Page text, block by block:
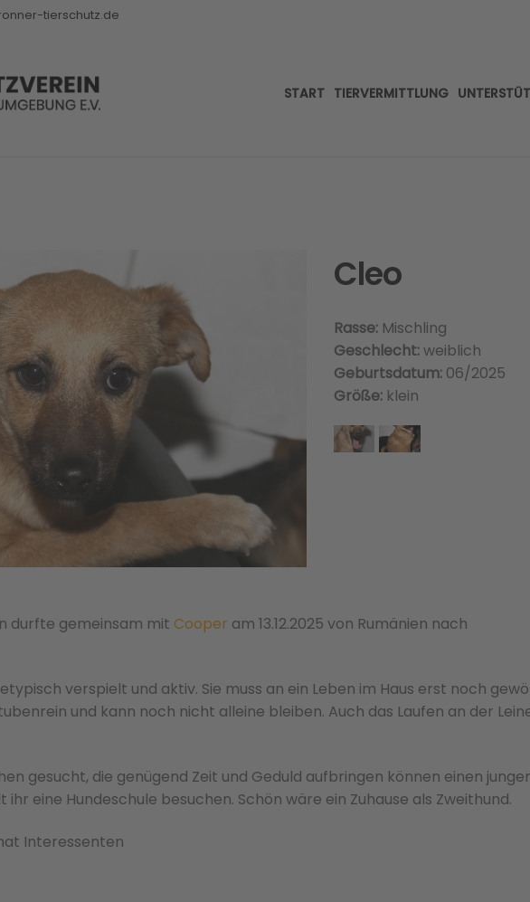
tierschutz.de
START TIERVERMITTLUNG
Cleo
Rasse:Mischling
Geschlecht:weiblich
Geburtsdatum:06/2025
Größe:klein
durfte gemeinsam mit Cooper am 13.12.2025 von Rumänien nach
verspielt und aktiv. Sie muss an ein Leben im Haus erst noch
und kann noch nicht alleine bleiben. Auch das Laufen an der
gesucht, die genügend Zeit und Geduld aufbringen können einen
ihr eine Hundeschule besuchen. Schön wäre ein Zuhause als Zweithund.
Interessenten